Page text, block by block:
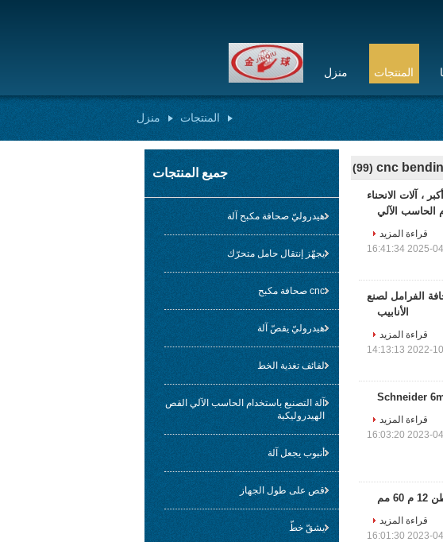
منزل المنتجات
منزل المنتجات
جميع المنتجات
هيدروليّ صحافة مكبح آلة
يجهّز إنتقال حامل متحرّك
cnc صحافة مكبح
هيدروليّ يقصّ آلة
لفائف تغذية الخط
آلة التصنيع باستخدام الحاسب الآلي القص
الهيدروليكية
أنبوب يجعل آلة
قص على طول الجهاز
يشقّ خطّ
cnc
(99)
1000 طن لوظيفة أكبر ، آلات الانحناء
الحاسب الآلي
قراءة المزيد
2025-04-02
الفرامل لصنع
الأنابيب
قراءة المزيد
2022-10-24
قراءة المزيد
2023-04-26
قراءة المزيد
2023-04-26